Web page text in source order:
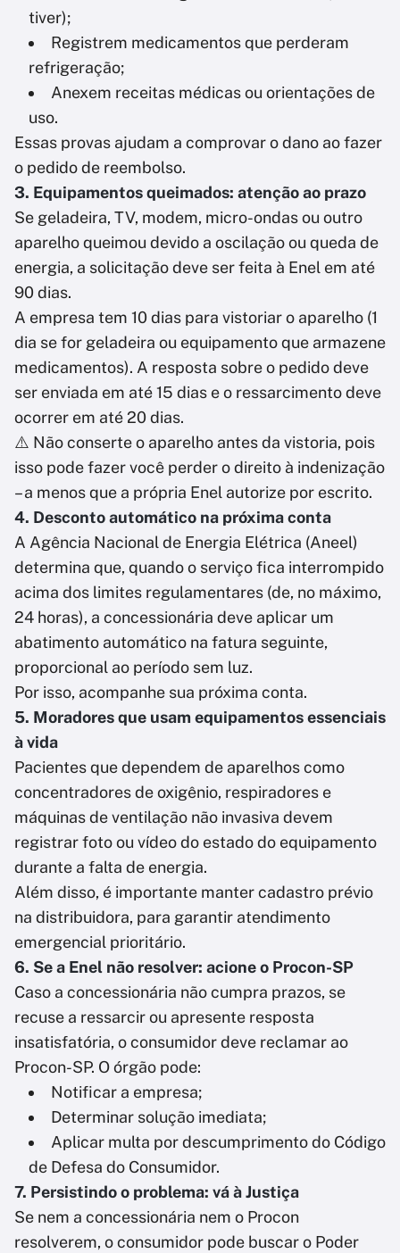
tiver);
Registrem medicamentos que perderam
refrigeração;
Anexem receitas médicas ou orientações de
uso.
Essas provas ajudam a comprovar o dano ao fazer
o pedido de reembolso.
3. Equipamentos queimados: atenção ao prazo
Se geladeira, TV, modem, micro-ondas ou outro
aparelho queimou devido a oscilação ou queda de
energia, a solicitação deve ser feita à Enel em até
90 dias.
A empresa tem 10 dias para vistoriar o aparelho (1
dia se for geladeira ou equipamento que armazene
medicamentos). A resposta sobre o pedido deve
ser enviada em até 15 dias e o ressarcimento deve
ocorrer em até 20 dias.
⚠️ Não conserte o aparelho antes da vistoria, pois
isso pode fazer você perder o direito à indenização
– a menos que a própria Enel autorize por escrito.
4. Desconto automático na próxima conta
A Agência Nacional de Energia Elétrica (Aneel)
determina que, quando o serviço fica interrompido
acima dos limites regulamentares (de, no máximo,
24 horas), a concessionária deve aplicar um
abatimento automático na fatura seguinte,
proporcional ao período sem luz.
Por isso, acompanhe sua próxima conta.
5. Moradores que usam equipamentos essenciais
à vida
Pacientes que dependem de aparelhos como
concentradores de oxigênio, respiradores e
máquinas de ventilação não invasiva devem
registrar foto ou vídeo do estado do equipamento
durante a falta de energia.
Além disso, é importante manter cadastro prévio
na distribuidora, para garantir atendimento
emergencial prioritário.
6. Se a Enel não resolver: acione o Procon-SP
Caso a concessionária não cumpra prazos, se
recuse a ressarcir ou apresente resposta
insatisfatória, o consumidor deve reclamar ao
Procon-SP. O órgão pode:
Notificar a empresa;
Determinar solução imediata;
Aplicar multa por descumprimento do Código
de Defesa do Consumidor.
7. Persistindo o problema: vá à Justiça
Se nem a concessionária nem o Procon
resolverem, o consumidor pode buscar o Poder